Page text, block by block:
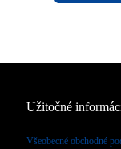
Užitočné
Všeobecné obchodné